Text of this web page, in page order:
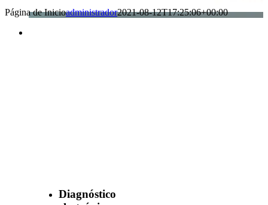
Página de Inicioadministrador2021-08-12T17:25:06+00:00
Diagnóstico